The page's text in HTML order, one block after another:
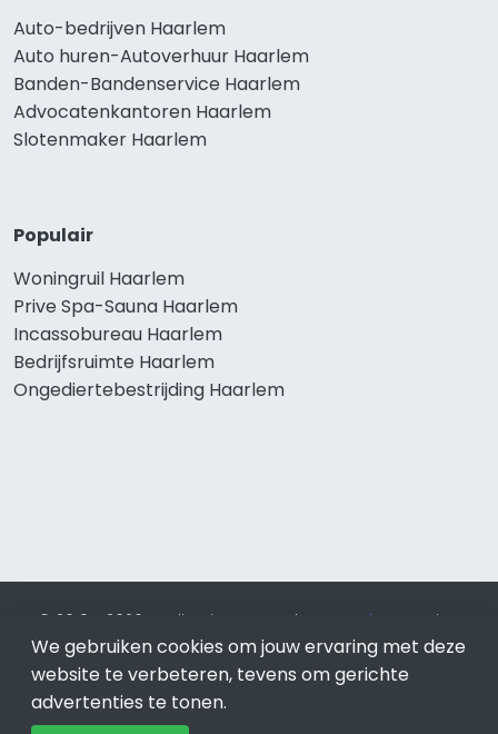
Auto-bedrijven Haarlem
Auto huren-Autoverhuur Haarlem
Banden-Bandenservice Haarlem
Advocatenkantoren Haarlem
Slotenmaker Haarlem
Populair
Woningruil Haarlem
Prive Spa-Sauna Haarlem
Incassobureau Haarlem
Bedrijfsruimte Haarlem
Ongediertebestrijding Haarlem
© 2019 - 2026 Realisatie en SEO door SEO-bureau
Lion
Internet. Betaal alleen voor bewezen resultaten?SEO
optimalisatie No Cure No Pay .Haarlemis onderdeel van Lion
Internet.
We gebruiken cookies om jouw ervaring met deze
website te verbeteren, tevens om gerichte
advertenties te tonen.